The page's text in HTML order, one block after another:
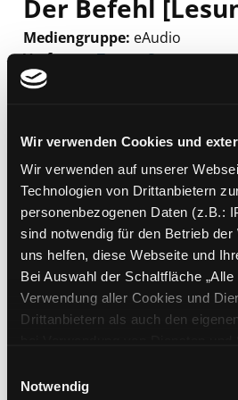
Wir verwenden Cookies und
Wir verwenden auf unserer
Technologien von Drittanbietern
personenbezogenen Daten (z.B.:
sind notwendig für den Betrieb
uns helfen, diese Webseite und
Bei Auswahl der Schaltfläche
Verwendung aller Cookies und
Drittanbietern als auch den
(Länder außerhalb des EWR ohne
Notwendig
Der Befehl
Mediengruppe: eAudio
Verfasser:Suche nach diesem
Turow, Scott
Beschreibung ein-/ausblenden
Mehr Informationen ein-/
Exemplare
Zweigstelle: Bibliothek
Signatur:
Standort 2:
Mediengruppe: